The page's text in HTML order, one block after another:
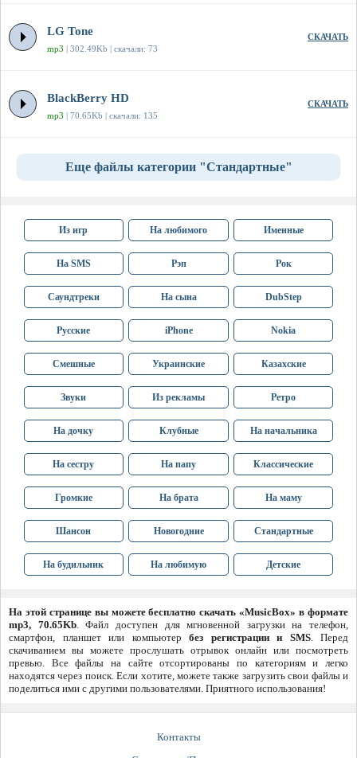
LG Tone
mp3 | 302.49Kb | скачали: 73
СКАЧАТЬ
BlackBerry HD
mp3 | 70.65Kb | скачали: 135
СКАЧАТЬ
Еще файлы категории "Стандартные"
Из игр На любимого Именные
На SMS Рэп Рок
Саундтреки На сына DubStep
Русские iPhone Nokia
Смешные Украинские Казахские
Звуки Из рекламы Ретро
На дочку Клубные На начальника
На сестру На папу Классические
Громкие На брата На маму
Шансон Новогодние Стандартные
На будильник На любимую Детские
На этой странице вы можете бесплатно скачать «MusicBox» в формате
mp3, 70.65Kb. Файл доступен для мгновенной загрузки на телефон,
смартфон, планшет или компьютер без регистрации и SMS. Перед
скачиванием вы можете прослушать отрывок онлайн или посмотреть
превью. Все файлы на сайте отсортированы по категориям и легко
находятся через поиск. Если хотите, можете также загрузить свои файлы и
поделиться ими с другими пользователями. Приятного использования!
Контакты